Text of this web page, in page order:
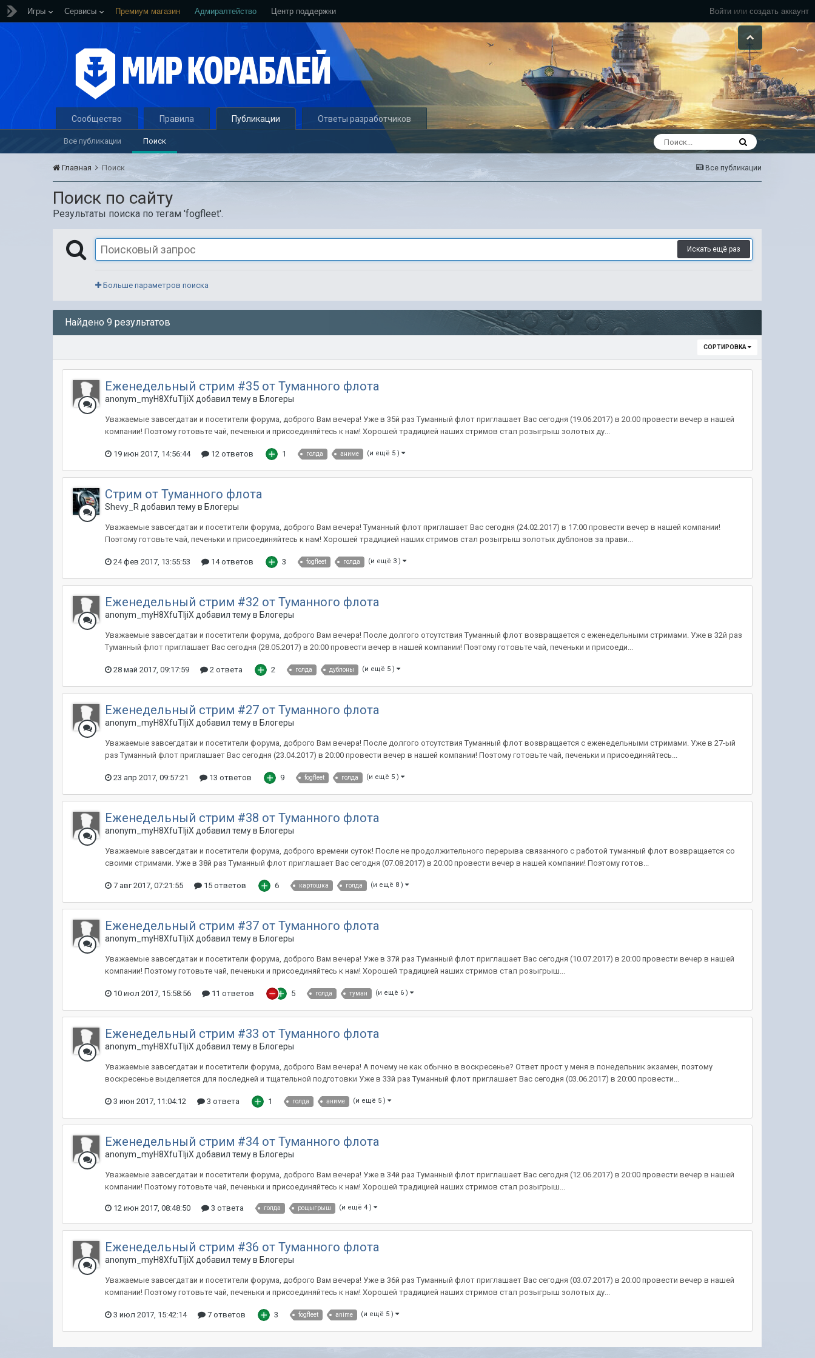
Войти или создать аккаунт
Игры Сервисы Премиум магазин Адмиралтейство Центр поддержки
Сообщество Правила Публикации
Все публикации Поиск
Ответы разработчиков
Все публикации
Главная Поиск
Поиск по сайту
Результаты поиска по тегам 'fogfleet'.
Искать ещё раз
Больше параметров поиска
Найдено 9 результатов
СОРТИРОВКА
Еженедельный стрим #35 от Туманного флота
anonym_myH8XfuTIjiX добавил тему в Блогеры
Уважаемые завсегдатаи и посетители форума, доброго Вам вечера! Уже в 35й раз Туманный флот приглашает Вас сегодня (19.06.2017) в 20:00 провести вечер в нашей
компании! Поэтому готовьте чай, печеньки и присоединяйтесь к нам! Хорошей традицией наших стримов стал розыгрыш золотых ду...
19 июн 2017, 14:56:44 12 ответов 1 голда аниме (и ещё 5 )
Стрим от Туманного флота
Shevy_R добавил тему в Блогеры
Уважаемые завсегдатаи и посетители форума, доброго Вам вечера! Туманный флот приглашает Вас сегодня (24.02.2017) в 17:00 провести вечер в нашей компании!
Поэтому готовьте чай, печеньки и присоединяйтесь к нам! Хорошей традицией наших стримов стал розыгрыш золотых дублонов за прави...
24 фев 2017, 13:55:53 14 ответов 3 fogfleet голда (и ещё 3 )
Еженедельный стрим #32 от Туманного флота
anonym_myH8XfuTIjiX добавил тему в Блогеры
Уважаемые завсегдатаи и посетители форума, доброго Вам вечера! После долгого отсутствия Туманный флот возвращается с еженедельными стримами. Уже в 32й раз
Туманный флот приглашает Вас сегодня (28.05.2017) в 20:00 провести вечер в нашей компании! Поэтому готовьте чай, печеньки и присоеди...
28 май 2017, 09:17:59 2 ответа 2 голда дублоны (и ещё 5 )
Еженедельный стрим #27 от Туманного флота
anonym_myH8XfuTIjiX добавил тему в Блогеры
Уважаемые завсегдатаи и посетители форума, доброго Вам вечера! После долгого отсутствия Туманный флот возвращается с еженедельными стримами. Уже в 27-ый
раз Туманный флот приглашает Вас сегодня (23.04.2017) в 20:00 провести вечер в нашей компании! Поэтому готовьте чай, печеньки и присоединяйтесь...
23 апр 2017, 09:57:21 13 ответов 9 fogfleet голда (и ещё 5 )
Еженедельный стрим #38 от Туманного флота
anonym_myH8XfuTIjiX добавил тему в Блогеры
Уважаемые завсегдатаи и посетители форума, доброго времени суток! После не продолжительного перерыва связанного с работой туманный флот возвращается со
своими стримами. Уже в 38й раз Туманный флот приглашает Вас сегодня (07.08.2017) в 20:00 провести вечер в нашей компании! Поэтому готов...
7 авг 2017, 07:21:55 15 ответов 6 картошка голда (и ещё 8 )
Еженедельный стрим #37 от Туманного флота
anonym_myH8XfuTIjiX добавил тему в Блогеры
Уважаемые завсегдатаи и посетители форума, доброго Вам вечера! Уже в 37й раз Туманный флот приглашает Вас сегодня (10.07.2017) в 20:00 провести вечер в нашей
компании! Поэтому готовьте чай, печеньки и присоединяйтесь к нам! Хорошей традицией наших стримов стал розыгрыш...
10 июл 2017, 15:58:56 11 ответов 5 голда туман (и ещё 6 )
Еженедельный стрим #33 от Туманного флота
anonym_myH8XfuTIjiX добавил тему в Блогеры
Уважаемые завсегдатаи и посетители форума, доброго Вам вечера! А почему не как обычно в воскресенье? Ответ прост у меня в понедельник экзамен, поэтому
воскресенье выделяется для последней и тщательной подготовки Уже в 33й раз Туманный флот приглашает Вас сегодня (03.06.2017) в 20:00 провести...
3 июн 2017, 11:04:12 3 ответа 1 голда аниме (и ещё 5 )
Еженедельный стрим #34 от Туманного флота
anonym_myH8XfuTIjiX добавил тему в Блогеры
Уважаемые завсегдатаи и посетители форума, доброго Вам вечера! Уже в 34й раз Туманный флот приглашает Вас сегодня (12.06.2017) в 20:00 провести вечер в нашей
компании! Поэтому готовьте чай, печеньки и присоединяйтесь к нам! Хорошей традицией наших стримов стал розыгрыш...
12 июн 2017, 08:48:50 3 ответа голда рощыгрыш (и ещё 4 )
Еженедельный стрим #36 от Туманного флота
anonym_myH8XfuTIjiX добавил тему в Блогеры
Уважаемые завсегдатаи и посетители форума, доброго Вам вечера! Уже в 36й раз Туманный флот приглашает Вас сегодня (03.07.2017) в 20:00 провести вечер в нашей
компании! Поэтому готовьте чай, печеньки и присоединяйтесь к нам! Хорошей традицией наших стримов стал розыгрыш золотых ду...
3 июл 2017, 15:42:14 7 ответов 3 fogfleet anime (и ещё 5 )